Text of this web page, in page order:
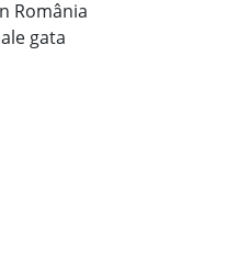
România
gata